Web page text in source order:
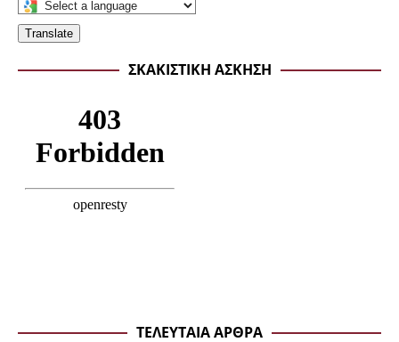
Translate
ΣΚΑΚΙΣΤΙΚΉ ΆΣΚΗΣΗ
ΤΕΛΕΥΤΑΊΑ ΆΡΘΡΑ